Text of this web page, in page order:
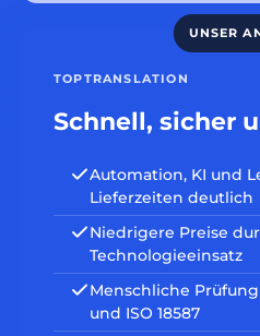
TOPTRANSLATION
Schnell, sicher
Automation, KI und
Lieferzeiten deutlich
Niedrigere Preise
Technologieeinsatz
Menschliche Prüfung
und ISO 18587